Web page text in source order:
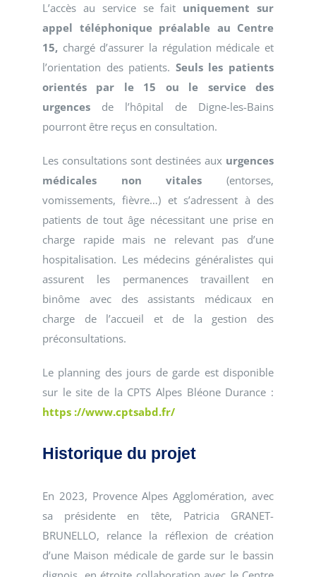
L’accès au service se fait uniquement sur
appel téléphonique préalable au Centre
15, chargé d’assurer la régulation médicale et
l’orientation des patients. Seuls les patients
orientés par le 15 ou le service des
urgences de l’hôpital de Digne-les-Bains
pourront être reçus en consultation.
Les consultations sont destinées aux urgences
médicales non vitales (entorses,
vomissements, fièvre…) et s’adressent à des
patients de tout âge nécessitant une prise en
charge rapide mais ne relevant pas d’une
hospitalisation. Les médecins généralistes qui
assurent les permanences travaillent en
binôme avec des assistants médicaux en
charge de l’accueil et de la gestion des
préconsultations.
Le planning des jours de garde est disponible
sur le site de la CPTS Alpes Bléone Durance :
https ://www.cptsabd.fr/
Historique du projet
En 2023, Provence Alpes Agglomération, avec
sa présidente en tête, Patricia GRANET-
BRUNELLO, relance la réflexion de création
d’une Maison médicale de garde sur le bassin